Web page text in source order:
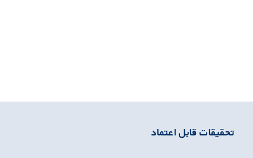
تحقیقات قابل اعتماد